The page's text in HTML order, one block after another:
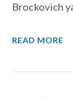
Brockovich
READ MORE